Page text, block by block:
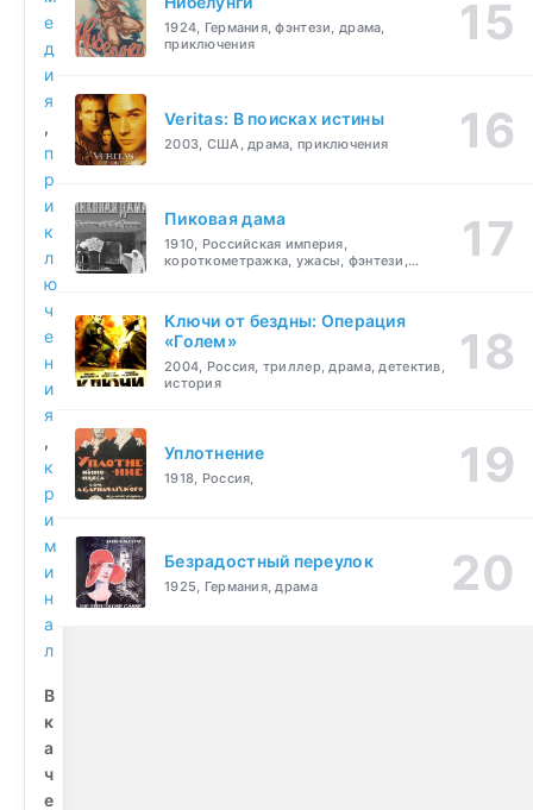
е
д
и
я
,
п
р
и
к
л
ю
ч
е
н
и
я
,
к
р
и
м
и
н
а
л
В
к
а
ч
е
1924, Германия, фэнтези, драма,
приключения
Veritas: В поисках истины
2003, США, драма, приключения
Пиковая дама
1910, Российская империя,
короткометражка, ужасы, фэнтези,
Ключи от бездны: Операция
«Голем»
2004, Россия, триллер, драма, детектив,
история
Уплотнение
1918, Россия,
Безрадостный переулок
1925, Германия, драма